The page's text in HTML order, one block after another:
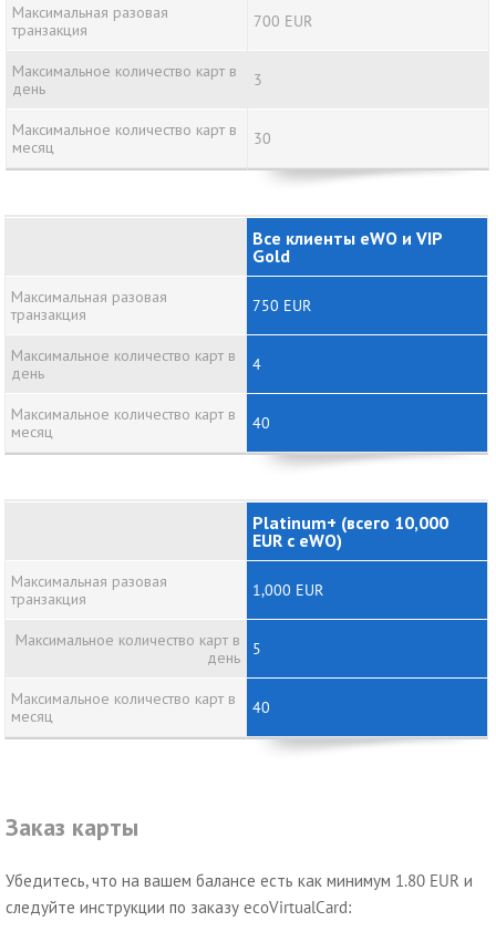
Максимальная разовая
транзакция
Максимальное количество карт в
день
Максимальное количество карт в
месяц
700 EUR
3
30
Максимальная разовая
транзакция
Максимальное количество карт в
день
Максимальное количество карт в
месяц
Все клиенты eWO и VIP
Gold
750 EUR
4
40
Максимальная разовая
транзакция
Максимальное количество карт в
день
Максимальное количество карт в
месяц
Platinum+ (всего 10,000
EUR с eWO)
1,000 EUR
5
40
Заказ карты
Убедитесь, что на вашем балансе есть как минимум 1.80 EUR и
следуйте инструкции по заказу ecoVirtualCard: